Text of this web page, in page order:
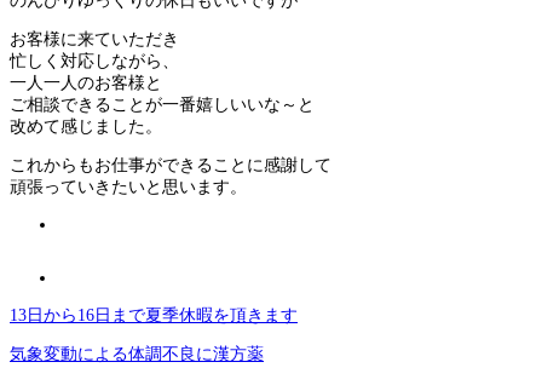
お客様に来ていただき
忙しく対応しながら、
一人一人のお客様と
ご相談できることが一番嬉しいいな～と
改めて感じました。
これからもお仕事ができることに感謝して
頑張っていきたいと思います。
13日から16日まで夏季休暇を頂きます
気象変動による体調不良に漢方薬